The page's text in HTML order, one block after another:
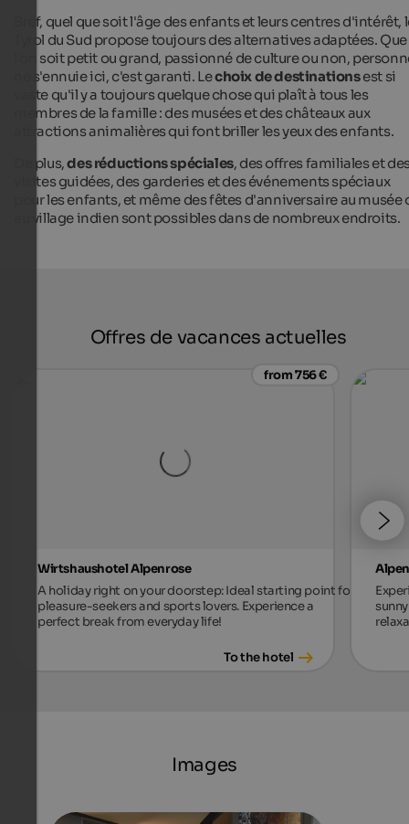
Bref, quel que soit l'âge des enfants et leurs centres d'intérêt,
Tyrol du Sud propose toujours des alternatives adaptées. Que
l'on soit petit ou grand, passionné de culture ou non,
ne s'ennuie ici, c'est garanti. Lechoix de destinationsest si
vaste qu'il y a toujours quelque chose qui plaît à tous les
membres de la famille : des musées et des châteaux aux
attractions animalières qui font briller les yeux des enfants.
De plus,des réductions spéciales, des offres familiales et
visites guidées, des garderies et des événements spéciaux
pour les enfants, et même des fêtes d'anniversaire au musée
au village indien sont possibles dans de nombreux endroits.
Offres de vacances actuelles
from 756 €
Wirtshaushotel Alpenrose
A holiday right on your doorstep: Ideal starting point for
pleasure-seekers and sports lovers. Experience a
perfect break from everyday life!
To the hotel
Images